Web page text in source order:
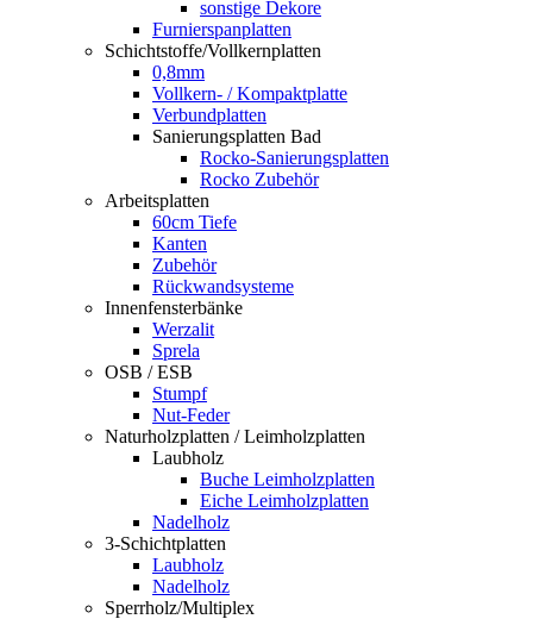
sonstige Dekore
Furnierspanplatten
Schichtstoffe/Vollkernplatten
0,8mm
Vollkern- / Kompaktplatte
Verbundplatten
Sanierungsplatten Bad
Rocko-Sanierungsplatten
Rocko Zubehör
Arbeitsplatten
60cm Tiefe
Kanten
Zubehör
Rückwandsysteme
Innenfensterbänke
Werzalit
Sprela
OSB / ESB
Stumpf
Nut-Feder
Naturholzplatten / Leimholzplatten
Laubholz
Buche Leimholzplatten
Eiche Leimholzplatten
Nadelholz
3-Schichtplatten
Laubholz
Nadelholz
Sperrholz/Multiplex